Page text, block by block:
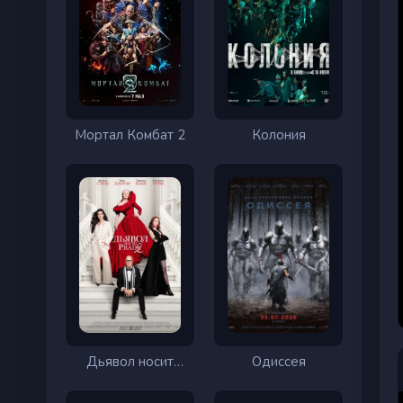
Мортал Комбат 2 Колония
Дьявол носит
Одиссея